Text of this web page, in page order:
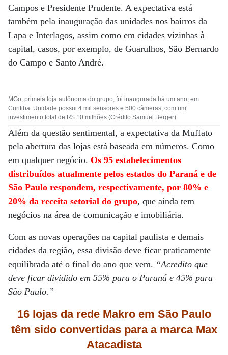
Campos e Presidente Prudente. A expectativa está
também pela inauguração das unidades nos bairros da
Lapa e Interlagos, assim como em cidades vizinhas à
capital, casos, por exemplo, de Guarulhos, São Bernardo
do Campo e Santo André.
MGo, primeia loja autônoma do grupo, foi inaugurada há um ano, em
Curitiba. Unidade possui 4 mil sensores e 500 câmeras, com um
investimento total de R$ 10 milhões (Crédito:Samuel Berger)
Além da questão sentimental, a expectativa da Muffato
pela abertura das lojas está baseada em números. Como
em qualquer negócio. Os 95 estabelecimentos
distribuídos atualmente pelos estados do Paraná e de
São Paulo respondem, respectivamente, por 80% e
20% da receita setorial do grupo, que ainda tem
negócios na área de comunicação e imobiliária.
Com as novas operações na capital paulista e demais
cidades da região, essa divisão deve ficar praticamente
equilibrada até o final do ano que vem. “Acredito que
deve ficar dividido em 55% para o Paraná e 45% para
São Paulo.”
16 lojas da rede Makro em São Paulo
têm sido convertidas para a marca Max
Atacadista